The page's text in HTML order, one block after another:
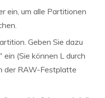
ein, um alle Partitionen
Geben Sie dazu
(Sie können L durch
der RAW-Festplatte